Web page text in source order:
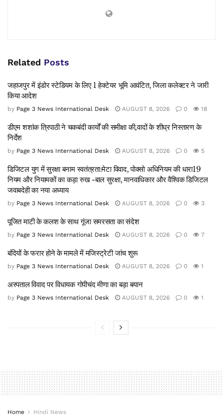
Related Posts
जहाजपुर में इंडोर स्टेडियम के लिए 1 हेक्टेयर भूमि आवंटित, जिला कलेक्टर ने जारी
किया आदेश
by Page 3 News International Desk AUGUST 8, 2026 0 18
डीएम शशांक त्रिपाठी ने चकबंदी कार्यों की समीक्षा की,वादों के शीघ्र निस्तारण के
निर्देश
by Page 3 News International Desk AUGUST 8, 2026 0 5
डिजिटल युग में सुरक्षा बनाम स्वतंत्रता:मेटा विवाद, पोक्सो अधिनियम की धारा19
नियम और नियामकों का कड़ा रुख -बाल सुरक्षा, मानवाधिकार और वैश्विक डिजिटल
जवाबदेही का नया अध्याय
by Page 3 News International Desk AUGUST 8, 2026 0 3
पूजित माटी के कलश के साथ गूंजा समरसता का संदेश
by Page 3 News International Desk AUGUST 8, 2026 0 7
बंदियों के फरार होने के मामले में मजिस्ट्रेटी जांच शुरू
by Page 3 News International Desk AUGUST 8, 2026 0 1
अस्पताल विवाद पर विधायक गोपीचंद मीणा का बड़ा बयान
by Page 3 News International Desk AUGUST 8, 2026 0 1
Home Hindi News